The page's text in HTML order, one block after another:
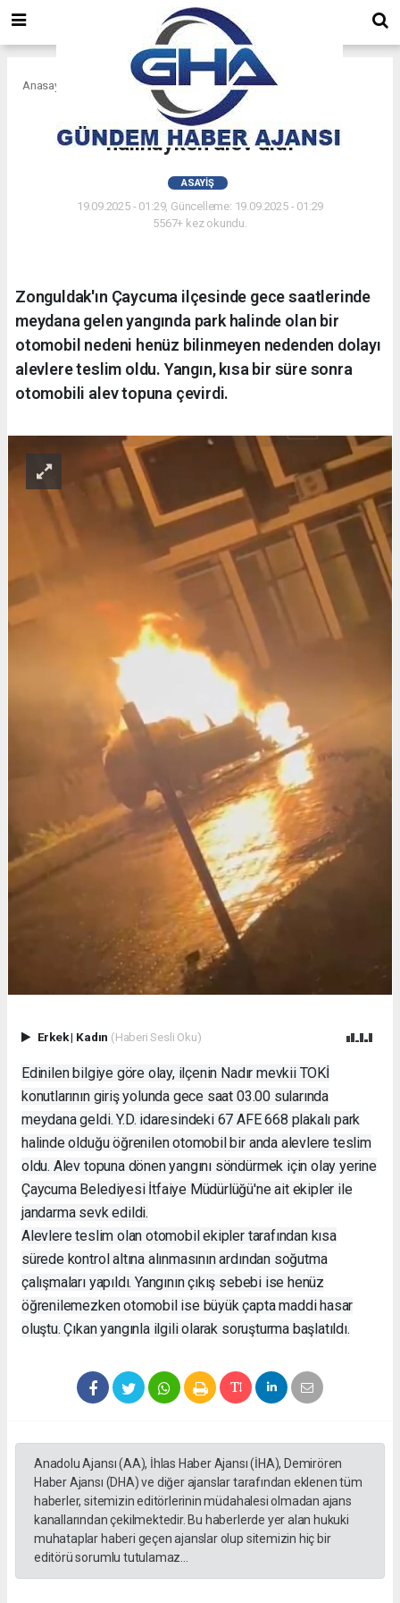
Anasayfa
Çaycuma'da otomobil park
halindyken alev aldı
ASAYIŞ
19.09.2025 - 01:29, Güncelleme: 19.09.2025 - 01:29
5567+ kez okundu.
Zonguldak'ın Çaycuma ilçesinde gece saatlerinde
meydana gelen yangında park halinde olan bir
otomobil nedeni henüz bilinmeyen nedenden dolayı
alevlere teslim oldu. Yangın, kısa bir süre sonra
otomobili alev topuna çevirdi.
Erkek| Kadın (Haberi Sesli Oku)
Edinilen bilgiye göre olay, ilçenin Nadır mevkii TOKİ
konutlarının giriş yolunda gece saat 03.00 sularında
meydana geldi. Y.D. idaresindeki 67 AFE 668 plakalı park
halinde olduğu öğrenilen otomobil bir anda alevlere teslim
oldu. Alev topuna dönen yangını söndürmek için olay yerine
Çaycuma Belediyesi İtfaiye Müdürlüğü'ne ait ekipler ile
jandarma sevk edildi.
Alevlere teslim olan otomobil ekipler tarafından kısa
sürede kontrol altına alınmasının ardından soğutma
çalışmaları yapıldı. Yangının çıkış sebebi ise henüz
öğrenilemezken otomobil ise büyük çapta maddi hasar
oluştu. Çıkan yangınla ilgili olarak soruşturma başlatıldı.
Anadolu Ajansı (AA), İhlas Haber Ajansı (İHA), Demirören
Haber Ajansı (DHA) ve diğer ajanslar tarafından eklenen tüm
haberler, sitemizin editörlerinin müdahalesi olmadan ajans
kanallarından çekilmektedir. Bu haberlerde yer alan hukuki
muhataplar haberi geçen ajanslar olup sitemizin hiç bir
editörü sorumlu tutulamaz...